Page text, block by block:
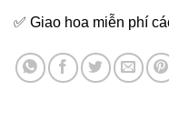
✅ Giao hoa miễn phí